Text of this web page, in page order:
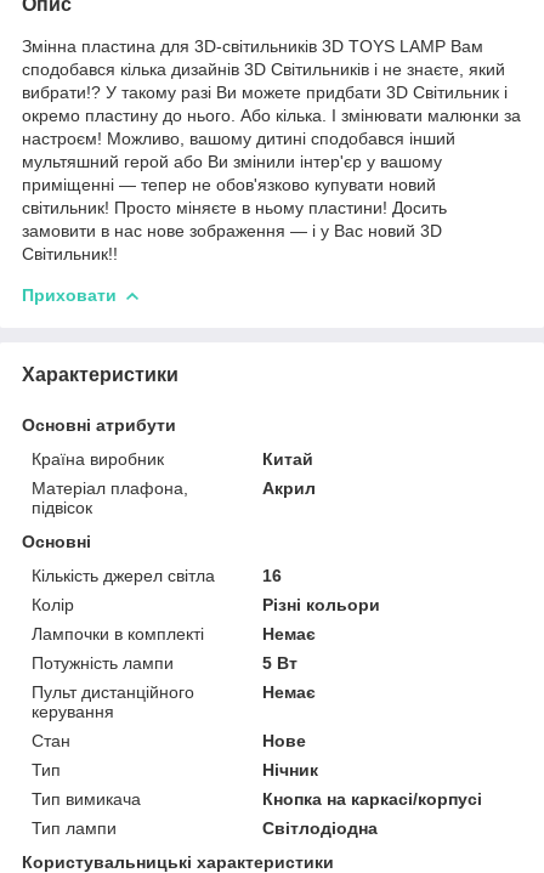
Змінна пластина для 3D-світильників 3D TOYS LAMP Вам
сподобався кілька дизайнів 3D Світильників і не знаєте, який
вибрати!? У такому разі Ви можете придбати 3D Світильник і
окремо пластину до нього. Або кілька. І змінювати малюнки за
настроєм! Можливо, вашому дитині сподобався інший
мультяшний герой або Ви змінили інтер'єр у вашому
приміщенні — тепер не обов'язково купувати новий
світильник! Просто міняєте в ньому пластини! Досить
замовити в нас нове зображення — і у Вас новий 3D
Світильник!!
Приховати
Характеристики
Основні атрибути
Країна виробник
Китай
Матеріал плафона,
підвісок
Акрил
Основні
Кількість джерел світла
16
Колір
Різні кольори
Лампочки в комплекті
Немає
Потужність лампи
5 Вт
Пульт дистанційного
керування
Немає
Стан
Нове
Тип
Нічник
Тип вимикача
Кнопка на каркасі/корпусі
Тип лампи
Світлодіодна
Користувальницькі характеристики